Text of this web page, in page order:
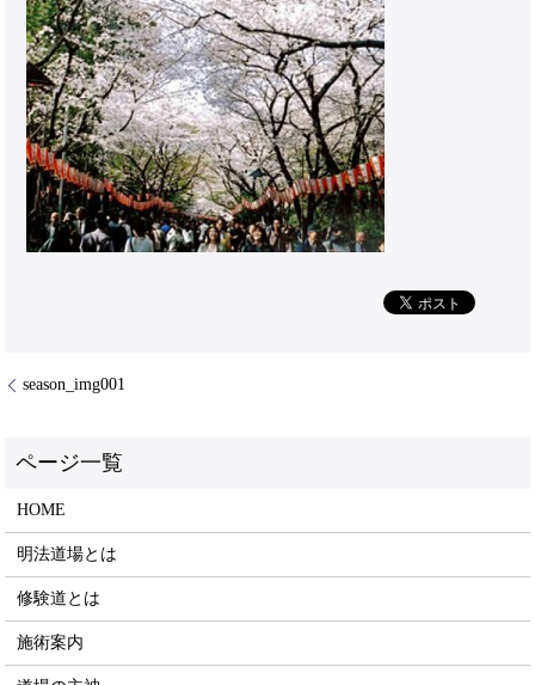
season_img001
HOME
明法道場とは
修験道とは
施術案内